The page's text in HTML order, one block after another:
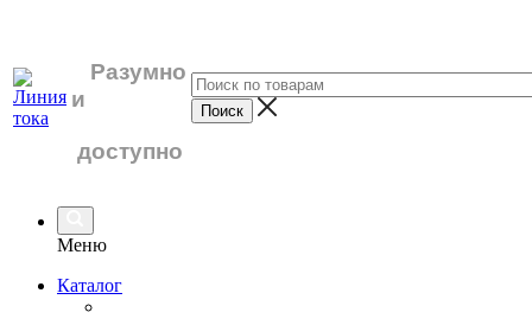
Разумно
и
доступно
Меню
Каталог